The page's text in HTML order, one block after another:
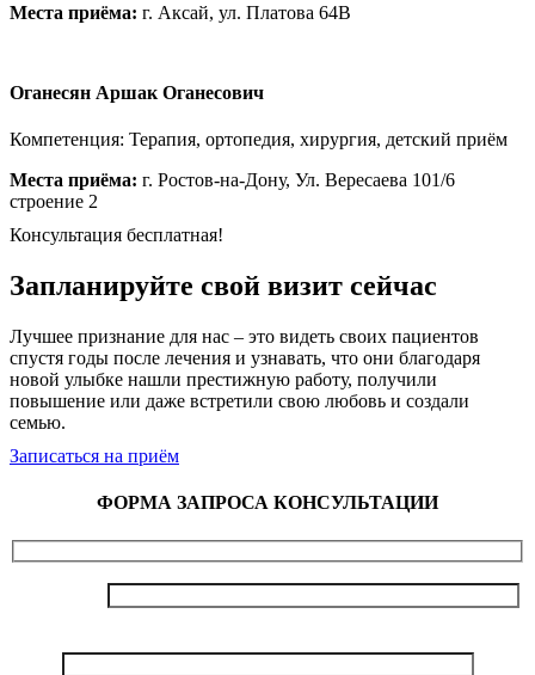
Места приёма: г. Аксай, ул. Платова 64В
Оганесян Аршак Оганесович
Компетенция: Терапия, ортопедия, хирургия, детский приём
Места приёма: г. Ростов-на-Дону, Ул. Вересаева 101/6
строение 2
Консультация бесплатная!
Запланируйте свой визит сейчас
Лучшее признание для нас – это видеть своих пациентов
спустя годы после лечения и узнавать, что они благодаря
новой улыбке нашли престижную работу, получили
повышение или даже встретили свою любовь и создали
семью.
Записаться на приём
ФОРМА ЗАПРОСА КОНСУЛЬТАЦИИ